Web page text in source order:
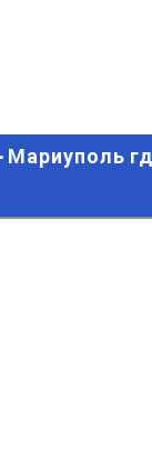
Мариуполь
Мариуполь